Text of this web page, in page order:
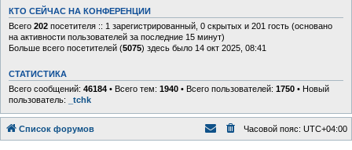
КТО СЕЙЧАС НА КОНФЕРЕНЦИИ
Всего 202 посетителя :: 1 зарегистрированный, 0 скрытых и 201 гость (основано
на активности пользователей за последние 15 минут)
Больше всего посетителей (5075) здесь было 14 окт 2025, 08:41
СТАТИСТИКА
Всего сообщений: 46184 • Всего тем: 1940 • Всего пользователей: 1750 • Новый
пользователь:
_tchk
Список форумов Часовой пояс: UTC+04:00